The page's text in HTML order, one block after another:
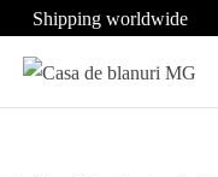
Shipping worldwide